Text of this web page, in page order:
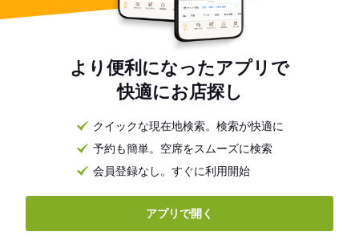
より便利になったアプリで
快適にお店探し
クイックな現在地検索。検索が快適に
予約も簡単。空席をスムーズに検索
会員登録なし。すぐに利用開始
アプリで開く